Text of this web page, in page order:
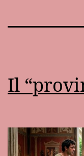
Il